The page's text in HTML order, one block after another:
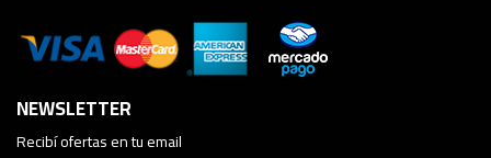
NEWSLETTER
Recibí ofertas en tu email